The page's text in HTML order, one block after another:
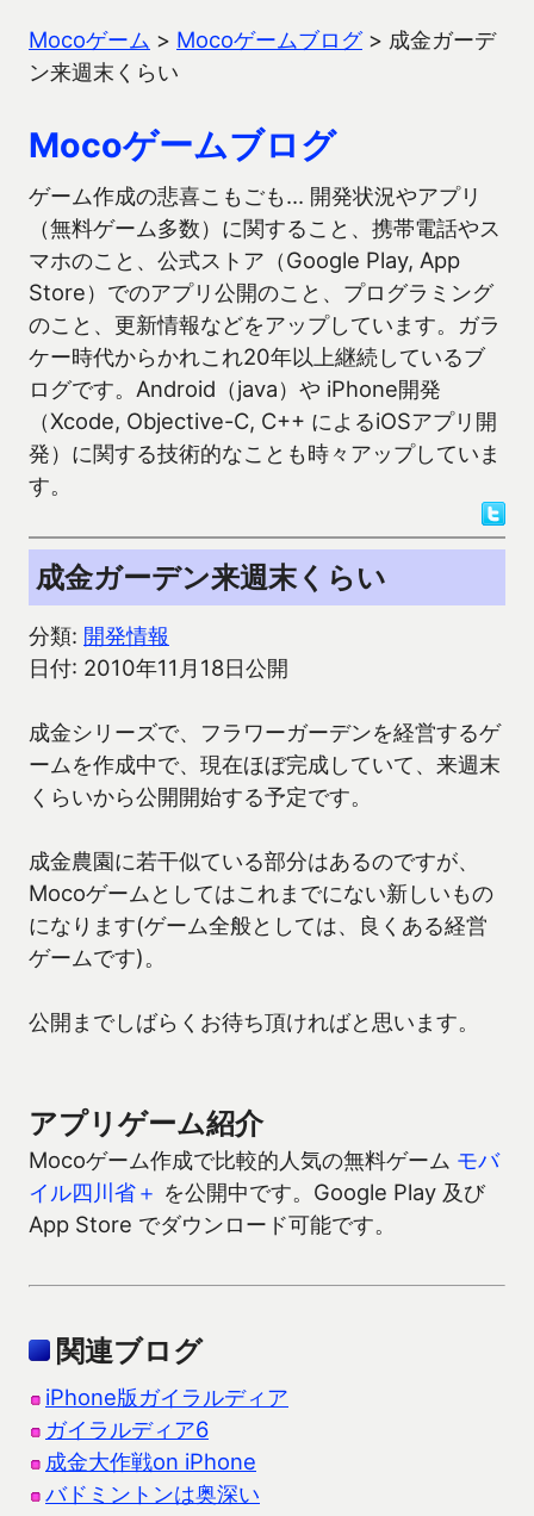
Mocoゲーム > Mocoゲームブログ> 成金ガーデ
ン来週末くらい
Mocoゲームブログ
ゲーム作成の悲喜こもごも… 開発状況やアプリ
（無料ゲーム多数）に関すること、携帯電話やス
マホのこと、公式ストア（Google Play, App
Store）でのアプリ公開のこと、プログラミング
のこと、更新情報などをアップしています。ガラ
ケー時代からかれこれ20年以上継続しているブ
ログです。Android（java）や iPhone開発
（Xcode, Objective-C, C++ によるiOSアプリ開
発）に関する技術的なことも時々アップしていま
す。
成金ガーデン来週末くらい
分類: 開発情報
日付: 2010年11月18日公開
成金シリーズで、フラワーガーデンを経営するゲ
ームを作成中で、現在ほぼ完成していて、来週末
くらいから公開開始する予定です。
成金農園に若干似ている部分はあるのですが、
Mocoゲームとしてはこれまでにない新しいもの
になります(ゲーム全般としては、良くある経営
ゲームです)。
公開までしばらくお待ち頂ければと思います。
アプリゲーム紹介
Mocoゲーム作成で比較的人気の無料ゲーム モバ
イル四川省＋ を公開中です。Google Play 及び
App Store でダウンロード可能です。
関連ブログ
iPhone版ガイラルディア
ガイラルディア6
成金大作戦on iPhone
バドミントンは奥深い